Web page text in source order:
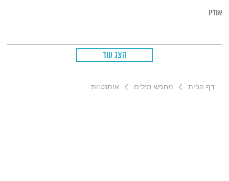
אודיו
הצג עוד
דף הבית מחפש מילים אותנטיות